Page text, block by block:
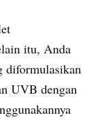
itu, Anda
diformulasikan
UVB dengan